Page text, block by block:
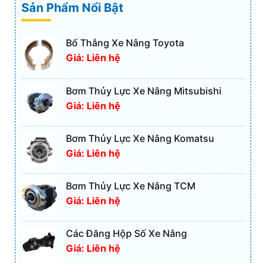
Sản Phẩm Nổi Bật
Bố Thắng Xe Nâng Toyota
Giá: Liên hệ
Bơm Thủy Lực Xe Nâng Mitsubishi
Giá: Liên hệ
Bơm Thủy Lực Xe Nâng Komatsu
Giá: Liên hệ
Bơm Thủy Lực Xe Nâng TCM
Giá: Liên hệ
Các Đăng Hộp Số Xe Nâng
Giá: Liên hệ